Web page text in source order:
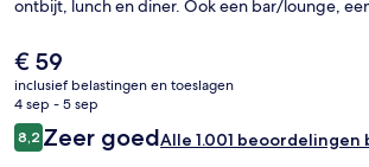
ontbijt, lunch en diner. Ook een bar/lounge,
het zwembad en het behulpzame personeel.
De
huidige
prijs
is
€ 59
€ 59
inclusief belastingen en toeslagen
4 sep - 5 sep
Beoordelingen
8,28,2 op 10 –
Zeer goedAlle 1.001 beoordelingen